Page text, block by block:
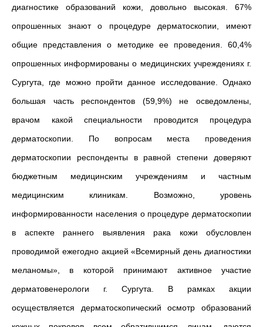
диагностике образований кожи, довольно высокая. 67%
опрошенных знают о процедуре дерматоскопии, имеют
общие представления о методике ее проведения. 60,4%
опрошенных информированы о медицинских учреждениях г.
Сургута, где можно пройти данное исследование. Однако
большая часть респондентов (59,9%) не осведомлены,
врачом какой специальности проводится процедура
дерматоскопии. По вопросам места проведения
дерматоскопии респонденты в равной степени доверяют
бюджетным медицинским учреждениям и частным
медицинским клиникам. Возможно, уровень
информированности населения о процедуре дерматоскопии
в аспекте раннего выявления рака кожи обусловлен
проводимой ежегодно акцией «Всемирный день диагностики
меланомы», в которой принимают активное участие
дерматовенерологи г. Сургута. В рамках акции
осуществляется дерматоскопический осмотр образований